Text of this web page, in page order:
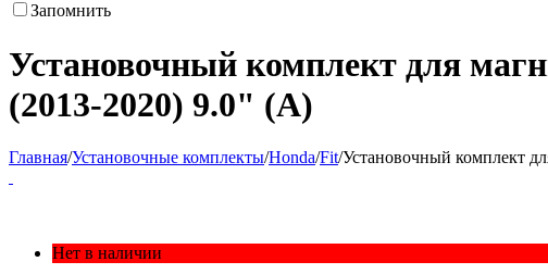
Запомнить
Установочный комплект для
(2013-2020) 9.0" (A)
Главная/Установочные комплекты/Honda/Fit/Установочный комплект
Нет в наличии